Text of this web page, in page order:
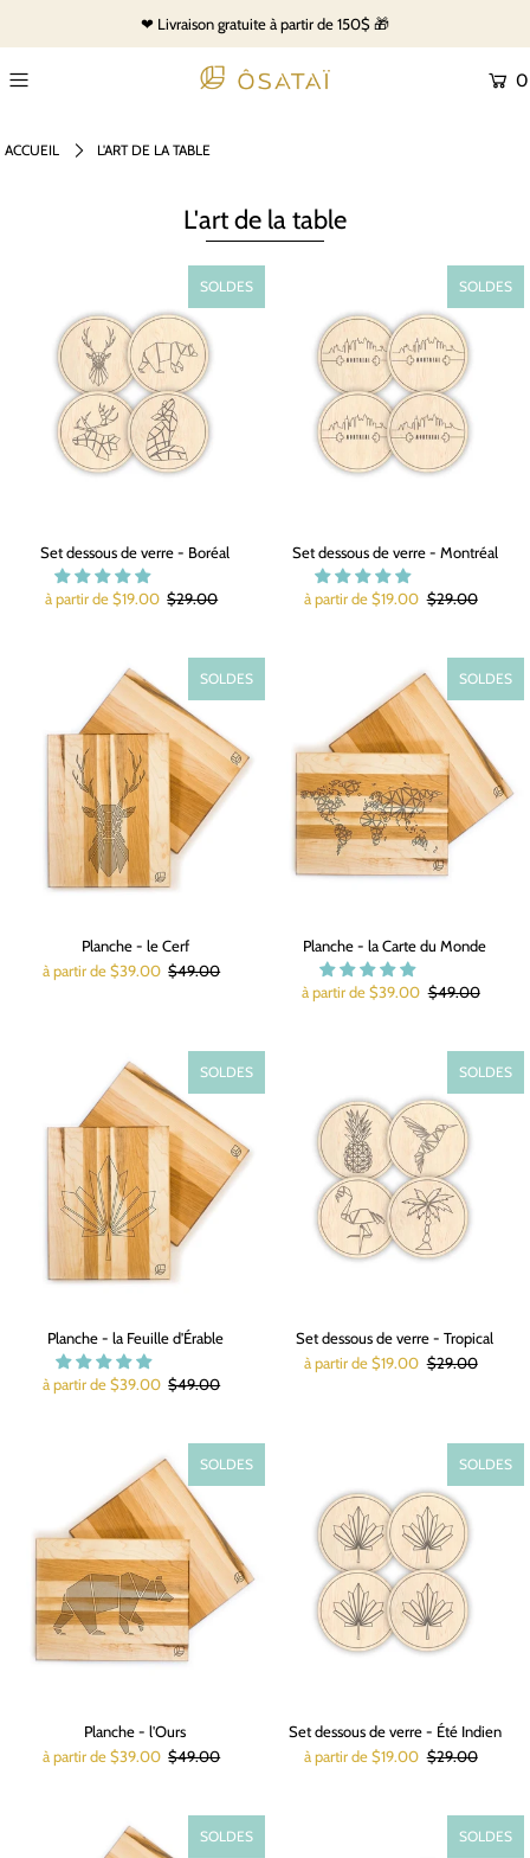
❤ Livraison gratuite à partir de 150$ 🎁
0
ACCUEIL L'ART DE LA TABLE
L'art de la table
SOLDES
Set dessous de verre - Boréal
à partir de $19.00 $29.00
SOLDES
Set dessous de verre - Montréal
à partir de $19.00 $29.00
SOLDES
Planche - le Cerf
à partir de $39.00 $49.00
SOLDES
Planche - la Carte du Monde
à partir de $39.00 $49.00
SOLDES
Planche - la Feuille d'Érable
à partir de $39.00 $49.00
SOLDES
Set dessous de verre - Tropical
à partir de $19.00 $29.00
SOLDES
Planche - l'Ours
à partir de $39.00 $49.00
SOLDES
Set dessous de verre - Été Indien
à partir de $19.00 $29.00
SOLDES SOLDES